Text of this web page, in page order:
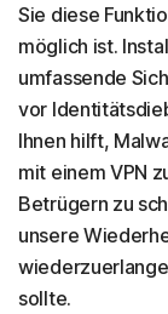
Sie diese
möglich ist.
umfassende
vor
Ihnen hilft,
mit einem VPN
Betrügern zu
unsere
sollte.